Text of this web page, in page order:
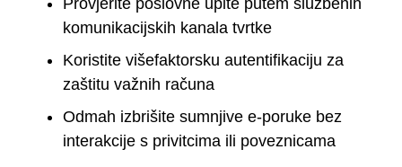
komunikacijskih kanala tvrtke
Koristite višefaktorsku autentifikaciju za
zaštitu važnih računa
Odmah izbrišite sumnjive e-poruke bez
interakcije s privitcima ili poveznicama